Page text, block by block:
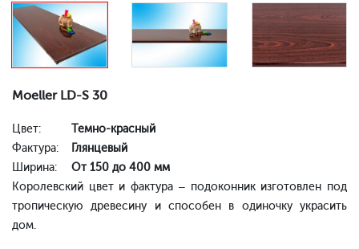
Moeller LD-S 30
Цвет:
Темно-красный
Фактура:
Глянцевый
Ширина:
От 150 до 400 мм
Королевский цвет и фактура – подоконник изготовлен под
тропическую древесину и способен в одиночку украсить
дом.